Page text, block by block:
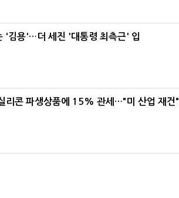
'김용'…더 세진 '대통령 최측근' 입
리콘 파생상품에 15% 관세…"미 산업 재건"